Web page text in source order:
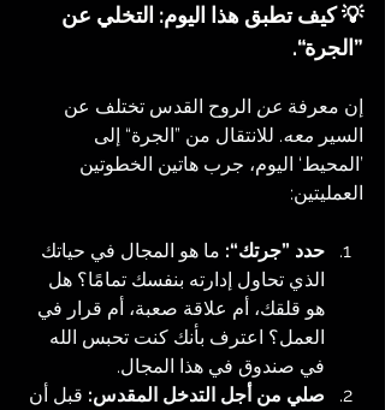
💡 كيف تطبق هذا اليوم: التخلي عن
”الجرة“.
إن معرفة عن الروح القدس تختلف عن
السير معه. للانتقال من ”الجرة“ إلى
’المحيط‘ اليوم، جرب هاتين الخطوتين
العمليتين:
حدد ”جرتك“: ما هو المجال في حياتك
الذي تحاول إدارته بنفسك تمامًا؟ هل
هو قلقك، أم علاقة صعبة، أم قرار في
العمل؟ اعترف بأنك كنت تحبس الله
في صندوق في هذا المجال.
صلي من أجل التدخل المقدس: قبل أن